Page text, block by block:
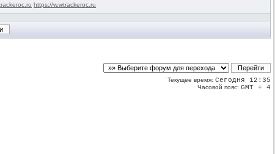
https://w.wtrackeroc.ru
Текущее время: Сегодня 12:35
Часовой пояс: GMT + 4